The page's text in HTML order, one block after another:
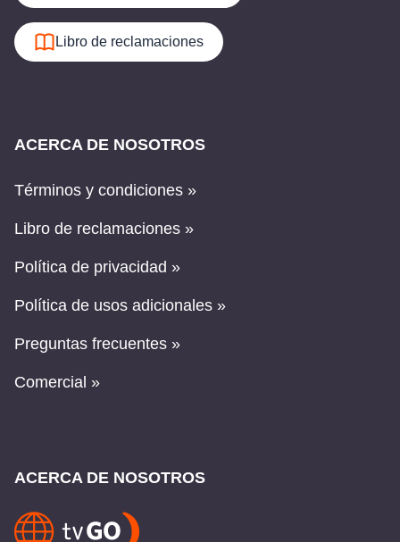
Libro de reclamaciones
ACERCA DE NOSOTROS
Términos y condiciones »
Libro de reclamaciones »
Política de privacidad »
Política de usos adicionales »
Preguntas frecuentes »
Comercial »
ACERCA DE NOSOTROS